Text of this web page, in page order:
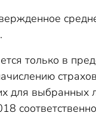
только в
для выбранных